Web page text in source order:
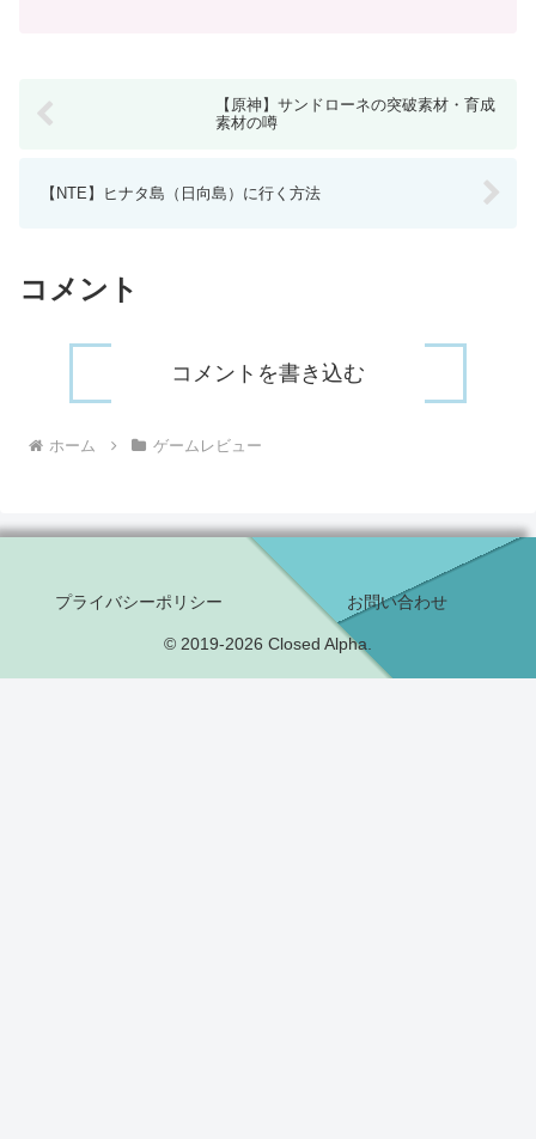
【原神】サンドローネの突破素材・育成
素材の噂
【NTE】ヒナタ島（日向島）に行く方法
コメント
コメントを書き込む
ホーム ゲームレビュー
プライバシーポリシー お問い合わせ
© 2019-2026 Closed Alpha.